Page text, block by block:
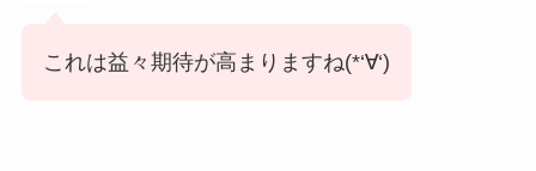
これは益々期待が高まりますね(*‘∀‘)